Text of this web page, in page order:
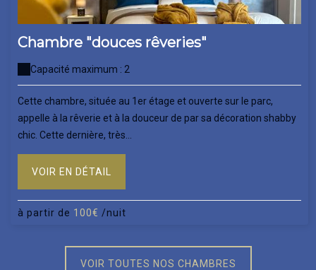
Chambre "douces rêveries"
Capacité maximum : 2
Cette chambre, située au 1er étage et ouverte sur le parc,
appelle à la rêverie et à la douceur de par sa décoration shabby
chic. Cette dernière, très...
VOIR EN DÉTAIL
à partir de 100€ /nuit
VOIR TOUTES NOS CHAMBRES